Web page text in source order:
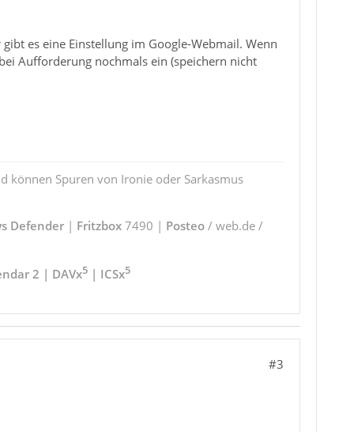
es eine Einstellung im Google-Webmail. Wenn
Aufforderung nochmals ein (speichern nicht
können Spuren von Ironie oder Sarkasmus
Defender| Fritzbox7490 | Posteo/ web.de /
2 | DAVx5| ICSx5
#3